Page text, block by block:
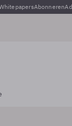
Abonneren